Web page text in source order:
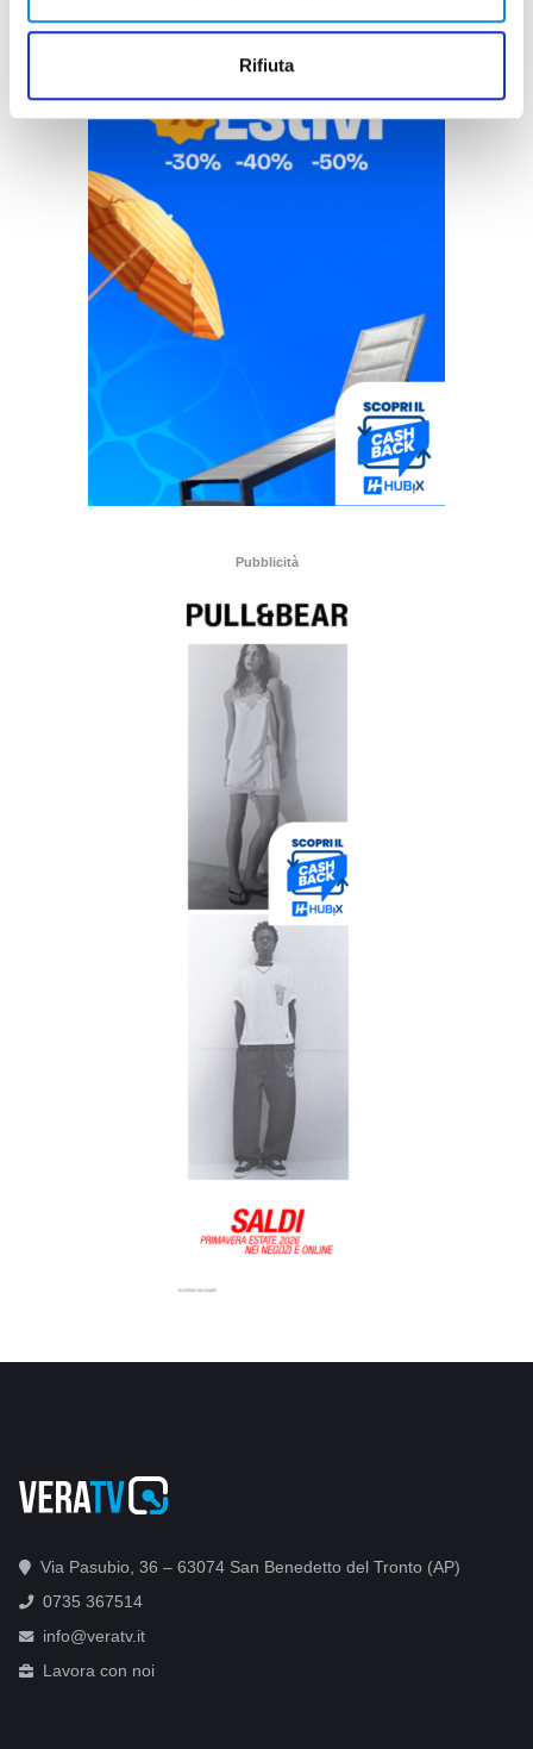
Rifiuta
Pubblicità
Via Pasubio, 36 – 63074 San Benedetto del Tronto (AP)
0735 367514
info@veratv.it
Lavora con noi